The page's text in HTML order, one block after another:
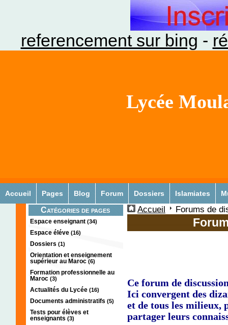
referencement sur bing -
Lycée
Accueil Pages Blog Forum Dossiers Islamiates
Catégories de pages
Espace enseignant (34)
Espace éléve (16)
Dossiers (1)
Orientation et enseignement
supérieur au Maroc (6)
Formation professionnelle au
Maroc (3)
Actualités du Lycée (16)
Documents administratifs (5)
Tests pour élèves et
enseignants (3)
Accueil Forums de
Ce forum de
Ici convergent des
et de tous les milieux,
partager leurs